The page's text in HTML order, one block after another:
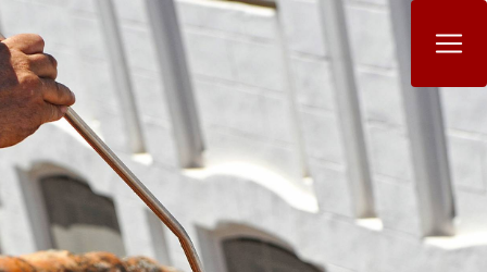
Panneau de gestion des cookies